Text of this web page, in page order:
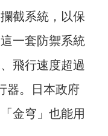
截系統，以保
一套防禦系統
飛行速度超過
器。日本政府
金穹」也能用